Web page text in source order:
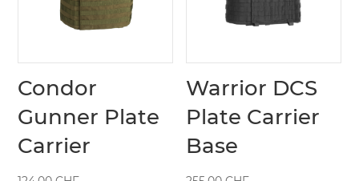
Condor
Gunner Plate
Carrier
Warrior DCS
Plate Carrier
Base